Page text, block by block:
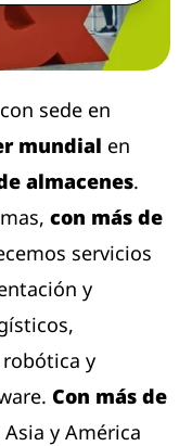
sede en
mundial en
almacenes.
con más de
servicios
y
y
Con más de
y América